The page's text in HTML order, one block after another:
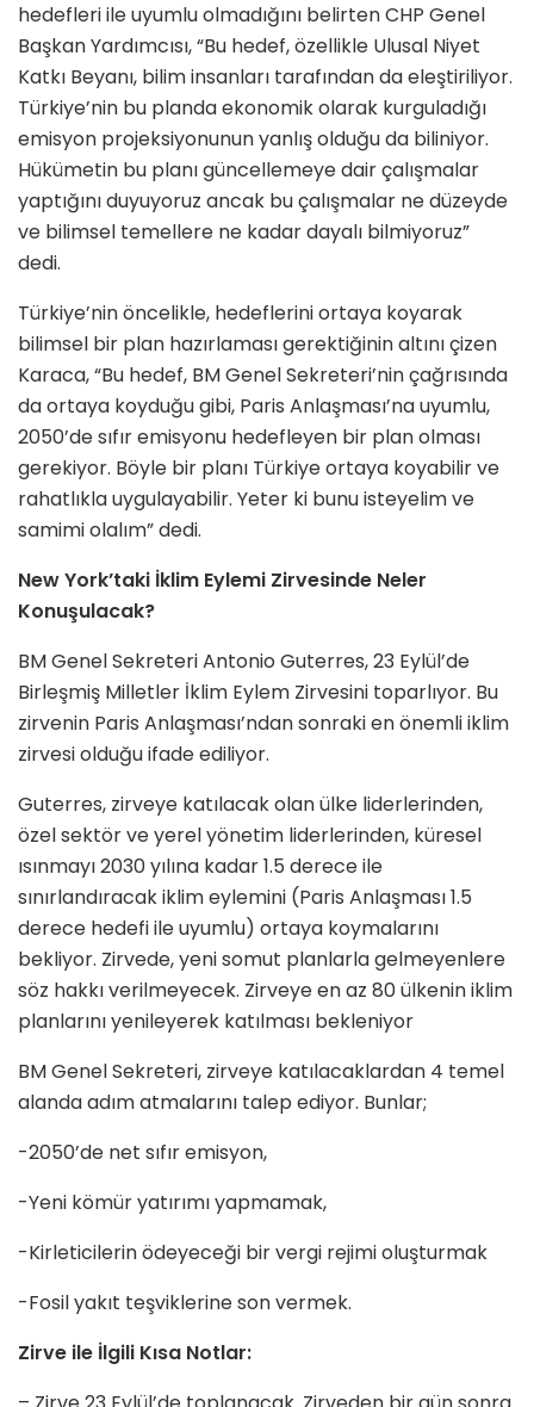
hedefleri ile uyumlu olmadığını belirten CHP Genel
Başkan Yardımcısı, “Bu hedef, özellikle Ulusal Niyet
Katkı Beyanı, bilim insanları tarafından da eleştiriliyor.
Türkiye’nin bu planda ekonomik olarak kurguladığı
emisyon projeksiyonunun yanlış olduğu da biliniyor.
Hükümetin bu planı güncellemeye dair çalışmalar
yaptığını duyuyoruz ancak bu çalışmalar ne düzeyde
ve bilimsel temellere ne kadar dayalı bilmiyoruz”
dedi.
Türkiye’nin öncelikle, hedeflerini ortaya koyarak
bilimsel bir plan hazırlaması gerektiğinin altını çizen
Karaca, “Bu hedef, BM Genel Sekreteri’nin çağrısında
da ortaya koyduğu gibi, Paris Anlaşması’na uyumlu,
2050’de sıfır emisyonu hedefleyen bir plan olması
gerekiyor. Böyle bir planı Türkiye ortaya koyabilir ve
rahatlıkla uygulayabilir. Yeter ki bunu isteyelim ve
samimi olalım” dedi.
New York’taki İklim Eylemi Zirvesinde Neler
Konuşulacak?
BM Genel Sekreteri Antonio Guterres, 23 Eylül’de
Birleşmiş Milletler İklim Eylem Zirvesini toparlıyor. Bu
zirvenin Paris Anlaşması’ndan sonraki en önemli iklim
zirvesi olduğu ifade ediliyor.
Guterres, zirveye katılacak olan ülke liderlerinden,
özel sektör ve yerel yönetim liderlerinden, küresel
ısınmayı 2030 yılına kadar 1.5 derece ile
sınırlandıracak iklim eylemini (Paris Anlaşması 1.5
derece hedefi ile uyumlu) ortaya koymalarını
bekliyor. Zirvede, yeni somut planlarla gelmeyenlere
söz hakkı verilmeyecek. Zirveye en az 80 ülkenin iklim
planlarını yenileyerek katılması bekleniyor
BM Genel Sekreteri, zirveye katılacaklardan 4 temel
alanda adım atmalarını talep ediyor. Bunlar;
-2050’de net sıfır emisyon,
-Yeni kömür yatırımı yapmamak,
-Kirleticilerin ödeyeceği bir vergi rejimi oluşturmak
-Fosil yakıt teşviklerine son vermek.
Zirve ile İlgili Kısa Notlar: